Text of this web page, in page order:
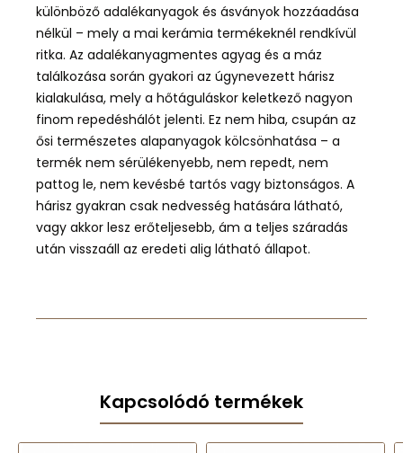
különböző adalékanyagok és ásványok hozzáadása
nélkül – mely a mai kerámia termékeknél rendkívül
ritka. Az adalékanyagmentes agyag és a máz
találkozása során gyakori az úgynevezett hárisz
kialakulása, mely a hőtáguláskor keletkező nagyon
finom repedéshálót jelenti. Ez nem hiba, csupán az
ősi természetes alapanyagok kölcsönhatása – a
termék nem sérülékenyebb, nem repedt, nem
pattog le, nem kevésbé tartós vagy biztonságos. A
hárisz gyakran csak nedvesség hatására látható,
vagy akkor lesz erőteljesebb, ám a teljes száradás
után visszaáll az eredeti alig látható állapot.
Kapcsolódó termékek